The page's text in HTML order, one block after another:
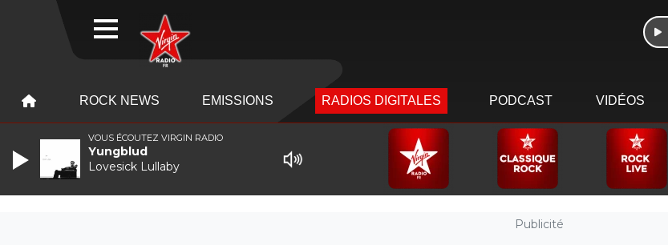
ROCK NEWS EMISSIONS RADIOS DIGITALES PODCAST VIDÉOS
Publicité
VOUS ÉCOUTEZ VIRGIN RADIO
Yungblud
Lovesick Lullaby
WEBRADIO